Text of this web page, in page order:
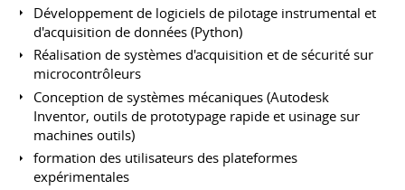
Développement de logiciels de pilotage instrumental et
d'acquisition de données (Python)
Réalisation de systèmes d'acquisition et de sécurité sur
microcontrôleurs
Conception de systèmes mécaniques (Autodesk
Inventor, outils de prototypage rapide et usinage sur
machines outils)
formation des utilisateurs des plateformes
expérimentales